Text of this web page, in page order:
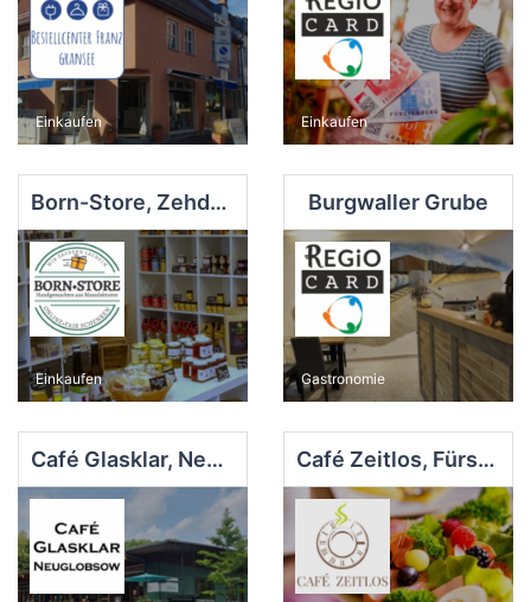
Einkaufen Einkaufen
Born-Store, Zehdenick
Einkaufen
Burgwaller Grube
Gastronomie
Café Glasklar, Neuglobsow Café Zeitlos, Fürstenberg